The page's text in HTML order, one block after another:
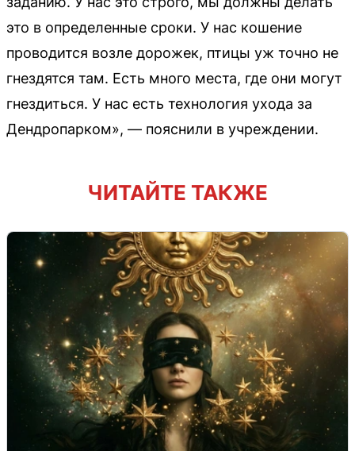
это в определенные сроки. У нас кошение
проводится возле дорожек, птицы уж точно не
гнездятся там. Есть много места, где они могут
гнездиться. У нас есть технология ухода за
Дендропарком», — пояснили в учреждении.
ЧИТАЙТЕ ТАКЖЕ